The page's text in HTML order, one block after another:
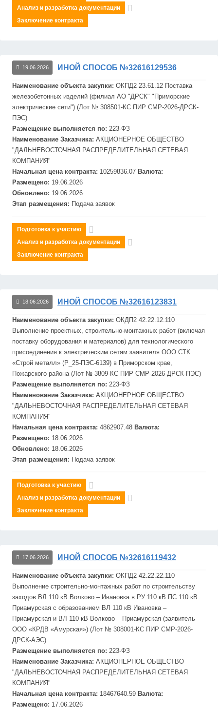
Анализ и разработка документации
Заключение контракта
19.06.2026 ИНОЙ СПОСОБ №32616129536
Наименование объекта закупки: ОКПД2 23.61.12 Поставка
железобетонных изделий (филиал АО "ДРСК" "Приморские
электрические сети") (Лот № 308501-КС ПИР СМР-2026-ДРСК-
ПЭС)
Размещение выполняется по: 223-ФЗ
Наименование Заказчика: АКЦИОНЕРНОЕ ОБЩЕСТВО
"ДАЛЬНЕВОСТОЧНАЯ РАСПРЕДЕЛИТЕЛЬНАЯ СЕТЕВАЯ
КОМПАНИЯ"
Начальная цена контракта: 10259836.07 Валюта:
Размещено: 19.06.2026
Обновлено: 19.06.2026
Этап размещения: Подача заявок
Подготовка к участию
Анализ и разработка документации
Заключение контракта
18.06.2026 ИНОЙ СПОСОБ №32616123831
Наименование объекта закупки: ОКДП2 42.22.12.110
Выполнение проектных, строительно-монтажных работ (включая
поставку оборудования и материалов) для технологического
присоединения к электрическим сетям заявителя ООО СТК
«Строй металл» (P_25-ПЭС-6139) в Приморском крае,
Пожарского района (Лот № 3809-КС ПИР СМР-2026-ДРСК-ПЭС)
Размещение выполняется по: 223-ФЗ
Наименование Заказчика: АКЦИОНЕРНОЕ ОБЩЕСТВО
"ДАЛЬНЕВОСТОЧНАЯ РАСПРЕДЕЛИТЕЛЬНАЯ СЕТЕВАЯ
КОМПАНИЯ"
Начальная цена контракта: 4862907.48 Валюта:
Размещено: 18.06.2026
Обновлено: 18.06.2026
Этап размещения: Подача заявок
Подготовка к участию
Анализ и разработка документации
Заключение контракта
17.06.2026 ИНОЙ СПОСОБ №32616119432
Наименование объекта закупки: ОКПД2 42.22.22.110
Выполнение строительно-монтажных работ по строительству
заходов ВЛ 110 кВ Волково – Ивановка в РУ 110 кВ ПС 110 кВ
Приамурская с образованием ВЛ 110 кВ Ивановка –
Приамурская и ВЛ 110 кВ Волково – Приамурская (заявитель
ООО «КРДВ «Амурская») (Лот № 308001-КС ПИР СМР-2026-
ДРСК-АЭС)
Размещение выполняется по: 223-ФЗ
Наименование Заказчика: АКЦИОНЕРНОЕ ОБЩЕСТВО
"ДАЛЬНЕВОСТОЧНАЯ РАСПРЕДЕЛИТЕЛЬНАЯ СЕТЕВАЯ
КОМПАНИЯ"
Начальная цена контракта: 18467640.59 Валюта:
Размещено: 17.06.2026